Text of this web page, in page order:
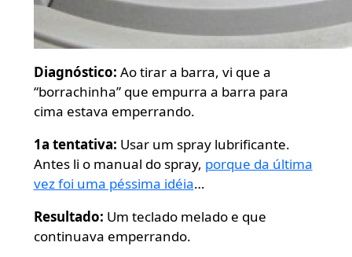
Diagnóstico: Ao tirar a barra, vi que a
“borrachinha” que empurra a barra para
cima estava emperrando.
1a tentativa: Usar um spray lubrificante.
Antes li o manual do spray, porque da última
vez foi uma péssima idéia…
Resultado: Um teclado melado e que
continuava emperrando.